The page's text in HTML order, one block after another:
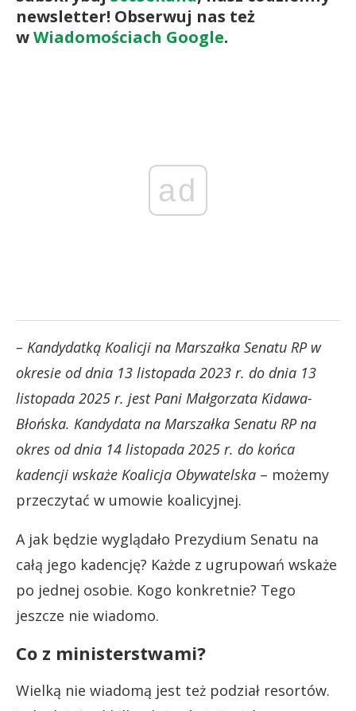
newsletter! Obserwuj nas też
wWiadomościach Google.
ad
– Kandydatką Koalicji na Marszałka Senatu RP w
okresie od dnia 13 listopada 2023 r. do dnia 13
listopada 2025 r. jest Pani Małgorzata Kidawa-
Błońska. Kandydata na Marszałka Senatu RP na
okres od dnia 14 listopada 2025 r. do końca
kadencji wskaże Koalicja Obywatelska – możemy
przeczytać w umowie koalicyjnej.
A jak będzie wyglądało Prezydium Senatu na
całą jego kadencję? Każde z ugrupowań wskaże
po jednej osobie. Kogo konkretnie? Tego
jeszcze nie wiadomo.
Co z ministerstwami?
Wielką nie wiadomą jest też podział resortów.